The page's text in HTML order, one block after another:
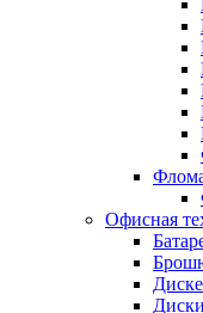
Офисная
Диски